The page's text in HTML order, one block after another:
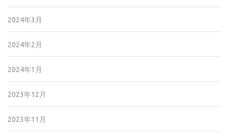
2024年3月
2024年2月
2024年1月
2023年12月
2023年11月